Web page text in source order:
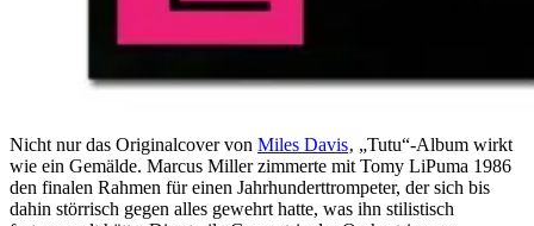
Nicht nur das Originalcover von Miles Davis‚ „Tutu“-Album wirkt
wie ein Gemälde. Marcus Miller zimmerte mit Tomy LiPuma 1986
den finalen Rahmen für einen Jahrhunderttrompeter, der sich bis
dahin störrisch gegen alles gewehrt hatte, was ihn stilistisch